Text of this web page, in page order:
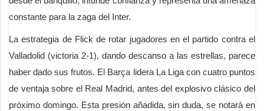
constante para la zaga del Inter.
La estrategia de Flick de rotar jugadores en el partido contra el
Valladolid (victoria 2-1), dando descanso a las estrellas, parece
haber dado sus frutos. El Barça lidera La Liga con cuatro puntos
de ventaja sobre el Real Madrid, antes del explosivo clásico del
próximo domingo. Esta presión añadida, sin duda, se notará en